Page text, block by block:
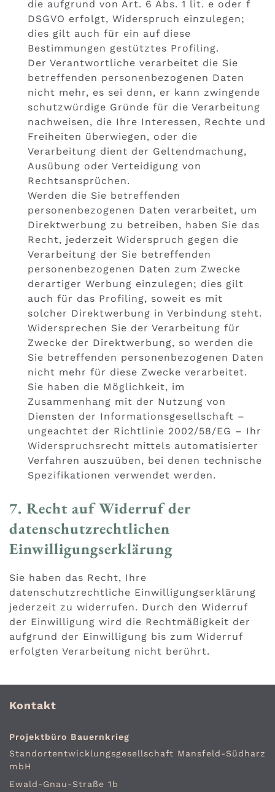
die aufgrund von Art. 6 Abs. 1 lit. e oder f
DSGVO erfolgt, Widerspruch einzulegen;
dies gilt auch für ein auf diese
Bestimmungen gestütztes Profiling.
Der Verantwortliche verarbeitet die Sie
betreffenden personenbezogenen Daten
nicht mehr, es sei denn, er kann zwingende
schutzwürdige Gründe für die Verarbeitung
nachweisen, die Ihre Interessen, Rechte und
Freiheiten überwiegen, oder die
Verarbeitung dient der Geltendmachung,
Ausübung oder Verteidigung von
Rechtsansprüchen.
Werden die Sie betreffenden
personenbezogenen Daten verarbeitet, um
Direktwerbung zu betreiben, haben Sie das
Recht, jederzeit Widerspruch gegen die
Verarbeitung der Sie betreffenden
personenbezogenen Daten zum Zwecke
derartiger Werbung einzulegen; dies gilt
auch für das Profiling, soweit es mit
solcher Direktwerbung in Verbindung steht.
Widersprechen Sie der Verarbeitung für
Zwecke der Direktwerbung, so werden die
Sie betreffenden personenbezogenen Daten
nicht mehr für diese Zwecke verarbeitet.
Sie haben die Möglichkeit, im
Zusammenhang mit der Nutzung von
Diensten der Informationsgesellschaft –
ungeachtet der Richtlinie 2002/58/EG – Ihr
Widerspruchsrecht mittels automatisierter
Verfahren auszuüben, bei denen technische
Spezifikationen verwendet werden.
7. Recht auf Widerruf der
datenschutzrechtlichen
Einwilligungserklärung
Sie haben das Recht, Ihre
datenschutzrechtliche Einwilligungserklärung
jederzeit zu widerrufen. Durch den Widerruf
der Einwilligung wird die Rechtmäßigkeit der
aufgrund der Einwilligung bis zum Widerruf
erfolgten Verarbeitung nicht berührt.
Kontakt
Projektbüro Bauernkrieg
Standort­entwicklungs­gesellschaft Mansfeld-Südharz
mbH
Ewald-Gnau-Straße 1b